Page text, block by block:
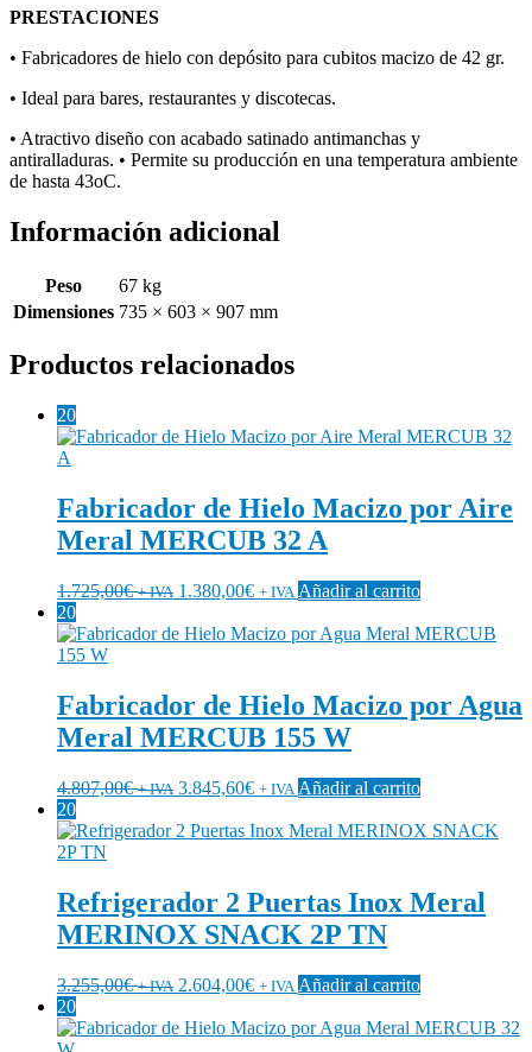
PRESTACIONES
• Fabricadores de hielo con depósito para cubitos macizo de 42 gr.
• Ideal para bares, restaurantes y discotecas.
• Atractivo diseño con acabado satinado antimanchas y
antiralladuras. • Permite su producción en una temperatura ambiente
de hasta 43oC.
Información adicional
Peso
67 kg
Dimensiones 735 × 603 × 907 mm
Productos relacionados
20
Fabricador de Hielo Macizo por Aire
Meral MERCUB 32 A
1.725,00€ + IVA 1.380,00€ + IVA Añadir al carrito
20
Fabricador de Hielo Macizo por Agua
Meral MERCUB 155 W
4.807,00€ + IVA 3.845,60€ + IVA Añadir al carrito
20
Refrigerador 2 Puertas Inox Meral
MERINOX SNACK 2P TN
3.255,00€ + IVA 2.604,00€ + IVA Añadir al carrito
20